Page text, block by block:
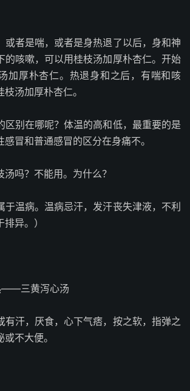
或者是喘，或者是身热退了以后，身和神
的咳嗽，可以用桂枝汤加厚朴杏仁。开始
加厚朴杏仁。热退身和之后，有喘和咳
汤加厚朴杏仁。
区别在哪呢？体温的高和低，最重要的是
冒和普通感冒的区分在身痛不。
吗？不能用。为什么？
于温病。温病忌汗，发汗丧失津液，不利
异。）
——三黄泻心汤
有汗，厌食，心下气痞，按之软，指弹之
不大便。